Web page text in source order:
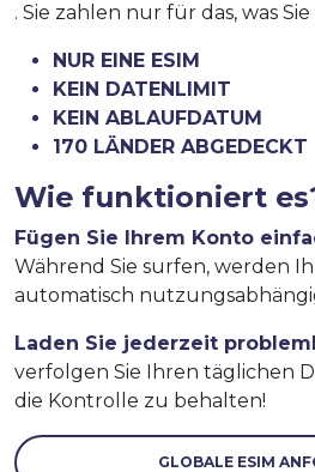
. Sie zahlen nur für das, was
NUR EINE ESIM
KEIN DATENLIMIT
KEIN ABLAUFDATUM
170 LÄNDER ABGEDECKT
Wie funktioniert
Fügen Sie Ihrem Konto
Während Sie surfen, werden
automatisch
Laden Sie jederzeit
verfolgen Sie Ihren täglichen
die Kontrolle zu behalten!
GLOBALE ESIM